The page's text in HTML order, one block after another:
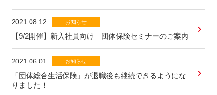
2021.08.12 お知らせ
【9/2開催】新入社員向け 団体保険セミナーのご案内
2021.06.01 お知らせ
「団体総合生活保険」が退職後も継続できるようにな
りました！